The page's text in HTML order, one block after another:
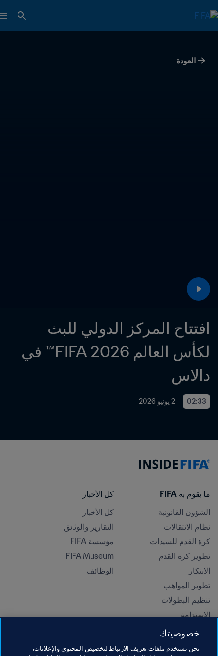
العودة
دالاس
02:33 2 يونيو 2026
ما يقوم به FIFA
الشؤون القانونية
نظام الانتقالات
كرة القدم للسيدات
تطوير كرة القدم
الابتكار
تطوير المواهب
تنظيم البطولات
الاستدامة
حقوق الإنسان ومناهضة التمييز
كل الأخبار
كل الأخبار
التقارير والوثائق
مؤسسة FIFA
FIFA Museum
الوظائف
خصوصيتك
نحن نستخدم ملفات تعريف الارتباط لتخصيص المحتوى والإعلانات،